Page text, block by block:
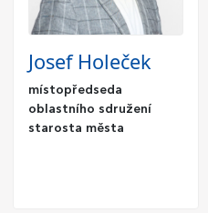
Josef Holeček
místopředseda
oblastního sdružení
starosta města